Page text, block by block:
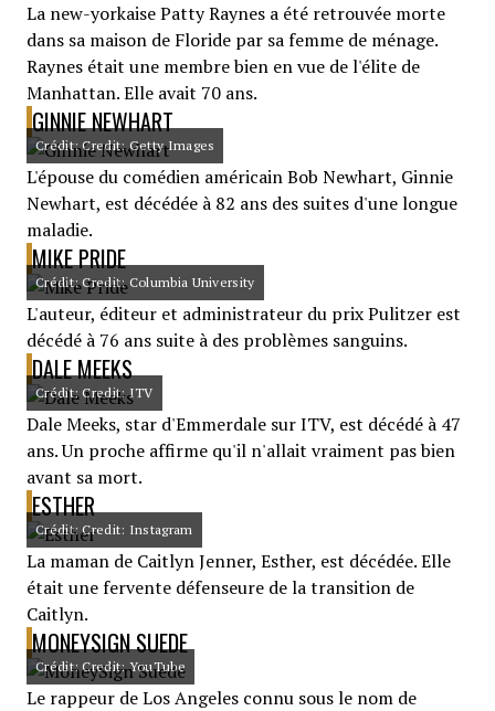
La new-yorkaise Patty Raynes a été retrouvée morte
dans sa maison de Floride par sa femme de ménage.
Raynes était une membre bien en vue de l'élite de
Manhattan. Elle avait 70 ans.
GINNIE NEWHART
Crédit: Credit: Getty Images
L'épouse du comédien américain Bob Newhart, Ginnie
Newhart, est décédée à 82 ans des suites d'une longue
maladie.
MIKE PRIDE
Crédit: Credit: Columbia University
L'auteur, éditeur et administrateur du prix Pulitzer est
décédé à 76 ans suite à des problèmes sanguins.
DALE MEEKS
Crédit: Credit: ITV
Dale Meeks, star d'Emmerdale sur ITV, est décédé à 47
ans. Un proche affirme qu'il n'allait vraiment pas bien
avant sa mort.
ESTHER
Crédit: Credit: Instagram
La maman de Caitlyn Jenner, Esther, est décédée. Elle
était une fervente défenseure de la transition de
Caitlyn.
MONEYSIGN SUEDE
Crédit: Credit: YouTube
Le rappeur de Los Angeles connu sous le nom de